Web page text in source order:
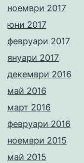
ноември 2017
юни 2017
февруари 2017
януари 2017
декември 2016
май 2016
март 2016
февруари 2016
ноември 2015
май 2015